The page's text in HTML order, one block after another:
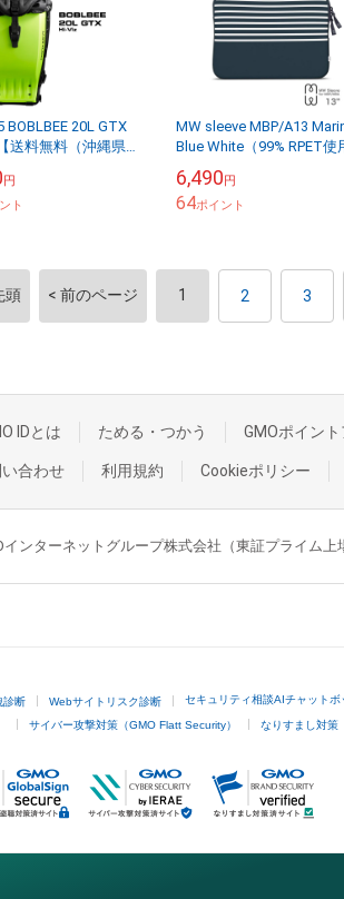
BOBLBEE 20L GTX
送料無料（沖縄県を
円
ト
MW sleeve MBP/A13
Blue White（99% RPET使
6,490円
64ポイント
頭 < 前のページ 1 2 3
IDとは ためる・つかう GMOポイン
合わせ 利用規約 Cookieポリシー
インターネットグループ株式会社（東証プライム上
診断 Webサイトリスク診断 セキュリティ相談AIチャットボ
サイバー攻撃対策（GMO Flatt Security） なりすまし対策